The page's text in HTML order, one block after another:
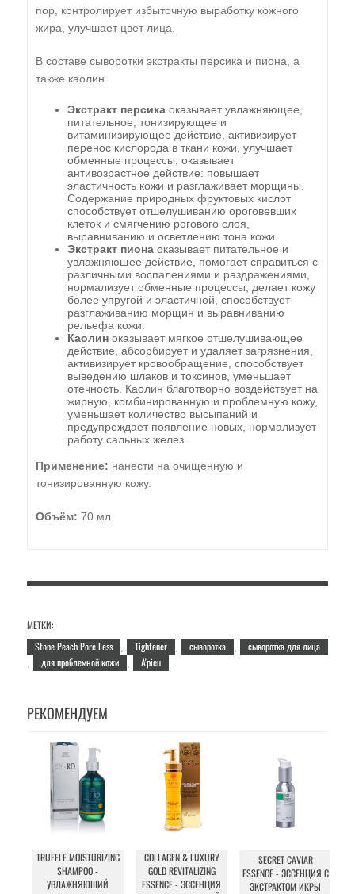
пор, контролирует избыточную выработку кожного
жира, улучшает цвет лица.
В составе сыворотки экстракты персика и пиона, а
также каолин.
Экстракт персика оказывает увлажняющее,
питательное, тонизирующее и
витаминизирующее действие, активизирует
перенос кислорода в ткани кожи, улучшает
обменные процессы, оказывает
антивозрастное действие: повышает
эластичность кожи и разглаживает морщины.
Содержание природных фруктовых кислот
способствует отшелушиванию ороговевших
клеток и смягчению рогового слоя,
выравниванию и осветлению тона кожи.
Экстракт пиона оказывает питательное и
увлажняющее действие, помогает справиться с
различными воспалениями и раздражениями,
нормализует обменные процессы, делает кожу
более упругой и эластичной, способствует
разглаживанию морщин и выравниванию
рельефа кожи.
Каолин оказывает мягкое отшелушивающее
действие, абсорбирует и удаляет загрязнения,
активизирует кровообращение, способствует
выведению шлаков и токсинов, уменьшает
отечность. Каолин благотворно воздействует на
жирную, комбинированную и проблемную кожу,
уменьшает количество высыпаний и
предупреждает появление новых, нормализует
работу сальных желез.
Применение: нанести на очищенную и
тонизированную кожу.
Объём: 70 мл.
МЕТКИ:
Stone Peach Pore Less
Tightener сыворотка сыворотка для лица
для проблемной кожи A'pieu
РЕКОМЕНДУЕМ
TRUFFLE MOISTURIZING
SHAMPOO -
УВЛАЖНЯЮЩИЙ
COLLAGEN & LUXURY
GOLD REVITALIZING
ESSENCE - ЭССЕНЦИЯ
SECRET CAVIAR
ESSENCE - ЭССЕНЦИЯ С
ЭКСТРАКТОМ ИКРЫ